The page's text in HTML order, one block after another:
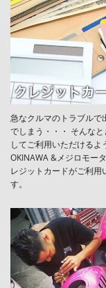
急なクルマのトラブルで
でしまう・・・ そんな
してご利用いただけるよ
OKINAWA &メジロモー
レジットカードがご利用
す。